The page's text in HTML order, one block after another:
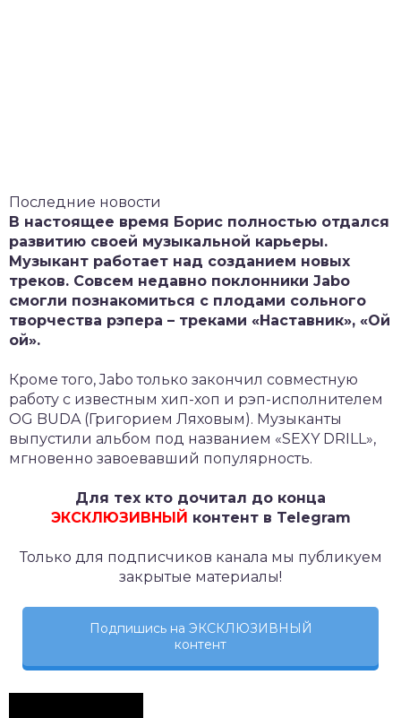
Последние новости
В настоящее время Борис полностью отдался
развитию своей музыкальной карьеры.
Музыкант работает над созданием новых
треков. Совсем недавно поклонники Jabo
смогли познакомиться с плодами сольного
творчества рэпера – треками «Наставник», «Ой
ой».
Кроме того, Jabo только закончил совместную
работу с известным хип-хоп и рэп-исполнителем
OG BUDA (Григорием Ляховым). Музыканты
выпустили альбом под названием «SEXY DRILL»,
мгновенно завоевавший популярность.
Для тех кто дочитал до конца
ЭКСКЛЮЗИВНЫЙ контент в Telegram
Только для подписчиков канала мы публикуем
закрытые материалы!
Подпишись на ЭКСКЛЮЗИВНЫЙ
контент